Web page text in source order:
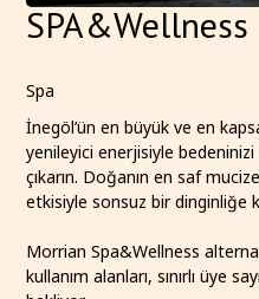
SPA&Wellness
Spa
İnegöl’ün en büyük ve en
yenileyici enerjisiyle
çıkarın. Doğanın en saf
etkisiyle sonsuz bir dinginliğe
Morrian Spa&Wellness
kullanım alanları, sınırlı üye